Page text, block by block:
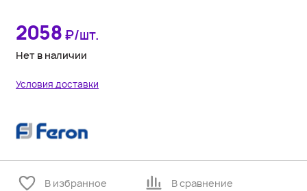
В избранное В сравнение
2058₽/шт.
Нет в наличии
Условия доставки